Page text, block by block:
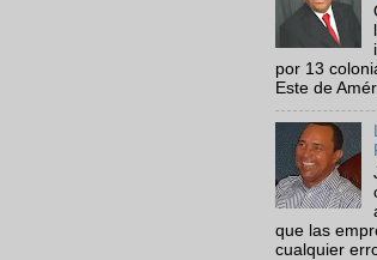
por 13
Este de
que las
cualquier